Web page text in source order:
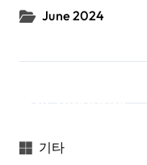
June 2024
기타